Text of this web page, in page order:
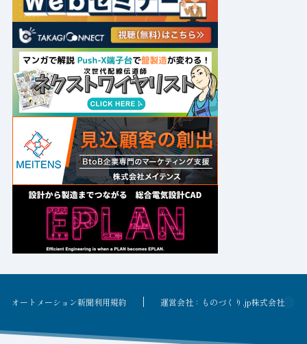
オートメーション新聞利用規約 運営会社：ものづくり.jp株式会社